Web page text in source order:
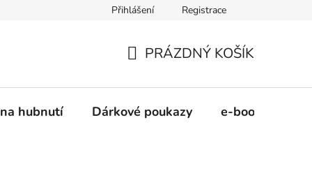
Přihlášení Registrace
KOŠÍK
PRÁZDNÝ KOŠÍK
hubnutí Dárkové poukazy e-booky